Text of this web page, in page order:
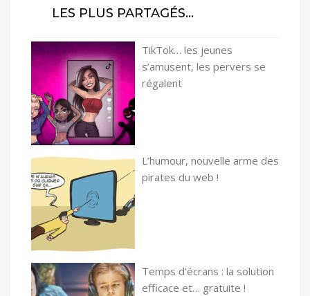
LES PLUS PARTAGÉS…
TikTok… les jeunes
s’amusent, les pervers se
régalent
L’humour, nouvelle arme des
pirates du web !
Temps d’écrans : la solution
efficace et… gratuite !